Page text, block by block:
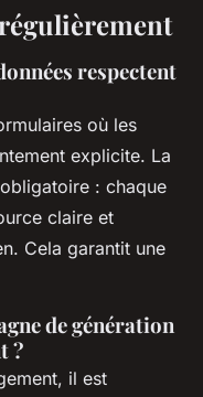
respectent
où les
explicite. La
: chaque
claire et
Cela garantit une
de génération
?
il est